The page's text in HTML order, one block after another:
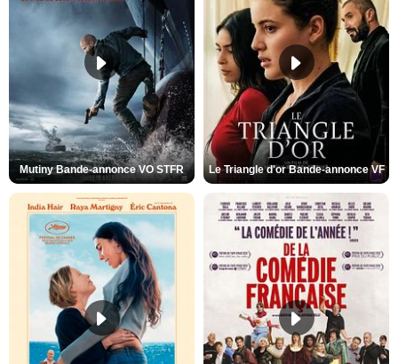
Mutiny Bande-annonce VO STFR Le Triangle d'or Bande-annonce VF